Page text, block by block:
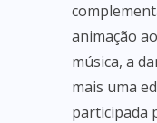
animação
música, a
mais uma
participada